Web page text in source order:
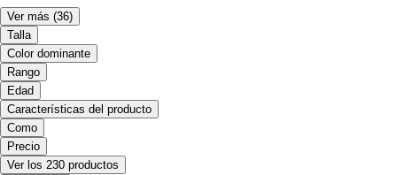
Ver más (36)
Talla
Color dominante
Rango
Edad
Características del producto
Como
Precio
Ver los 230 productos